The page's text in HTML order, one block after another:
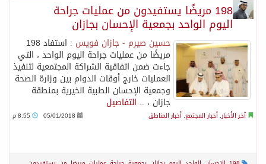
198 مريضًا يستفيدون من عمليات جراحة
اليوم الواحد بجمعية الإحسان بجازان
حسين صيرم - جازان فويس : استفاد 198
مريضًا من عمليات جراحة اليوم الواحد ، التي
جاءت ضمن اتفاقية الشراكة المجتمعية لتنفيذ
العمليات خارج أوقات الدوام بين وزارة الصحة
وجمعية الإحسان الطبية الخيرية بمنطقة
جازان ، .. التفاصيل
آخر الأخبار, أخبار المجتمع, أخبار المناطق 05/01/2018